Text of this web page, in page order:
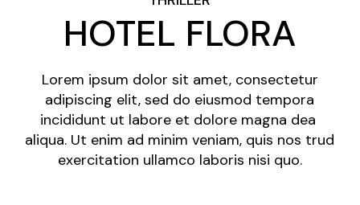
HOTEL FLORA
Lorem ipsum dolor sit amet, consectetur
adipiscing elit, sed do eiusmod tempora
incididunt ut labore et dolore magna dea
aliqua. Ut enim ad minim veniam, quis nos trud
exercitation ullamco laboris nisi quo.